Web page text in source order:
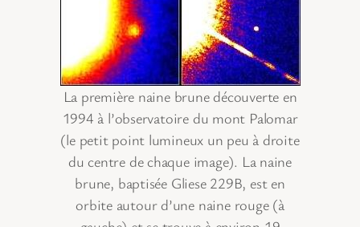
La première naine brune découverte en
1994 à l’observatoire du mont Palomar
(le petit point lumineux un peu à droite
du centre de chaque image). La naine
brune, baptisée Gliese 229B, est en
orbite autour d’une naine rouge (à